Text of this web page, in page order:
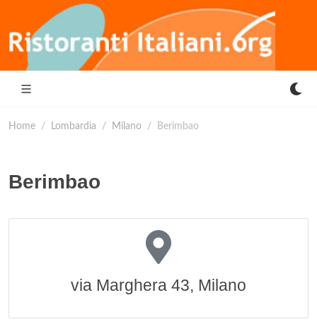
Home Lombardia Milano Berimbao
Berimbao
via Marghera 43, Milano